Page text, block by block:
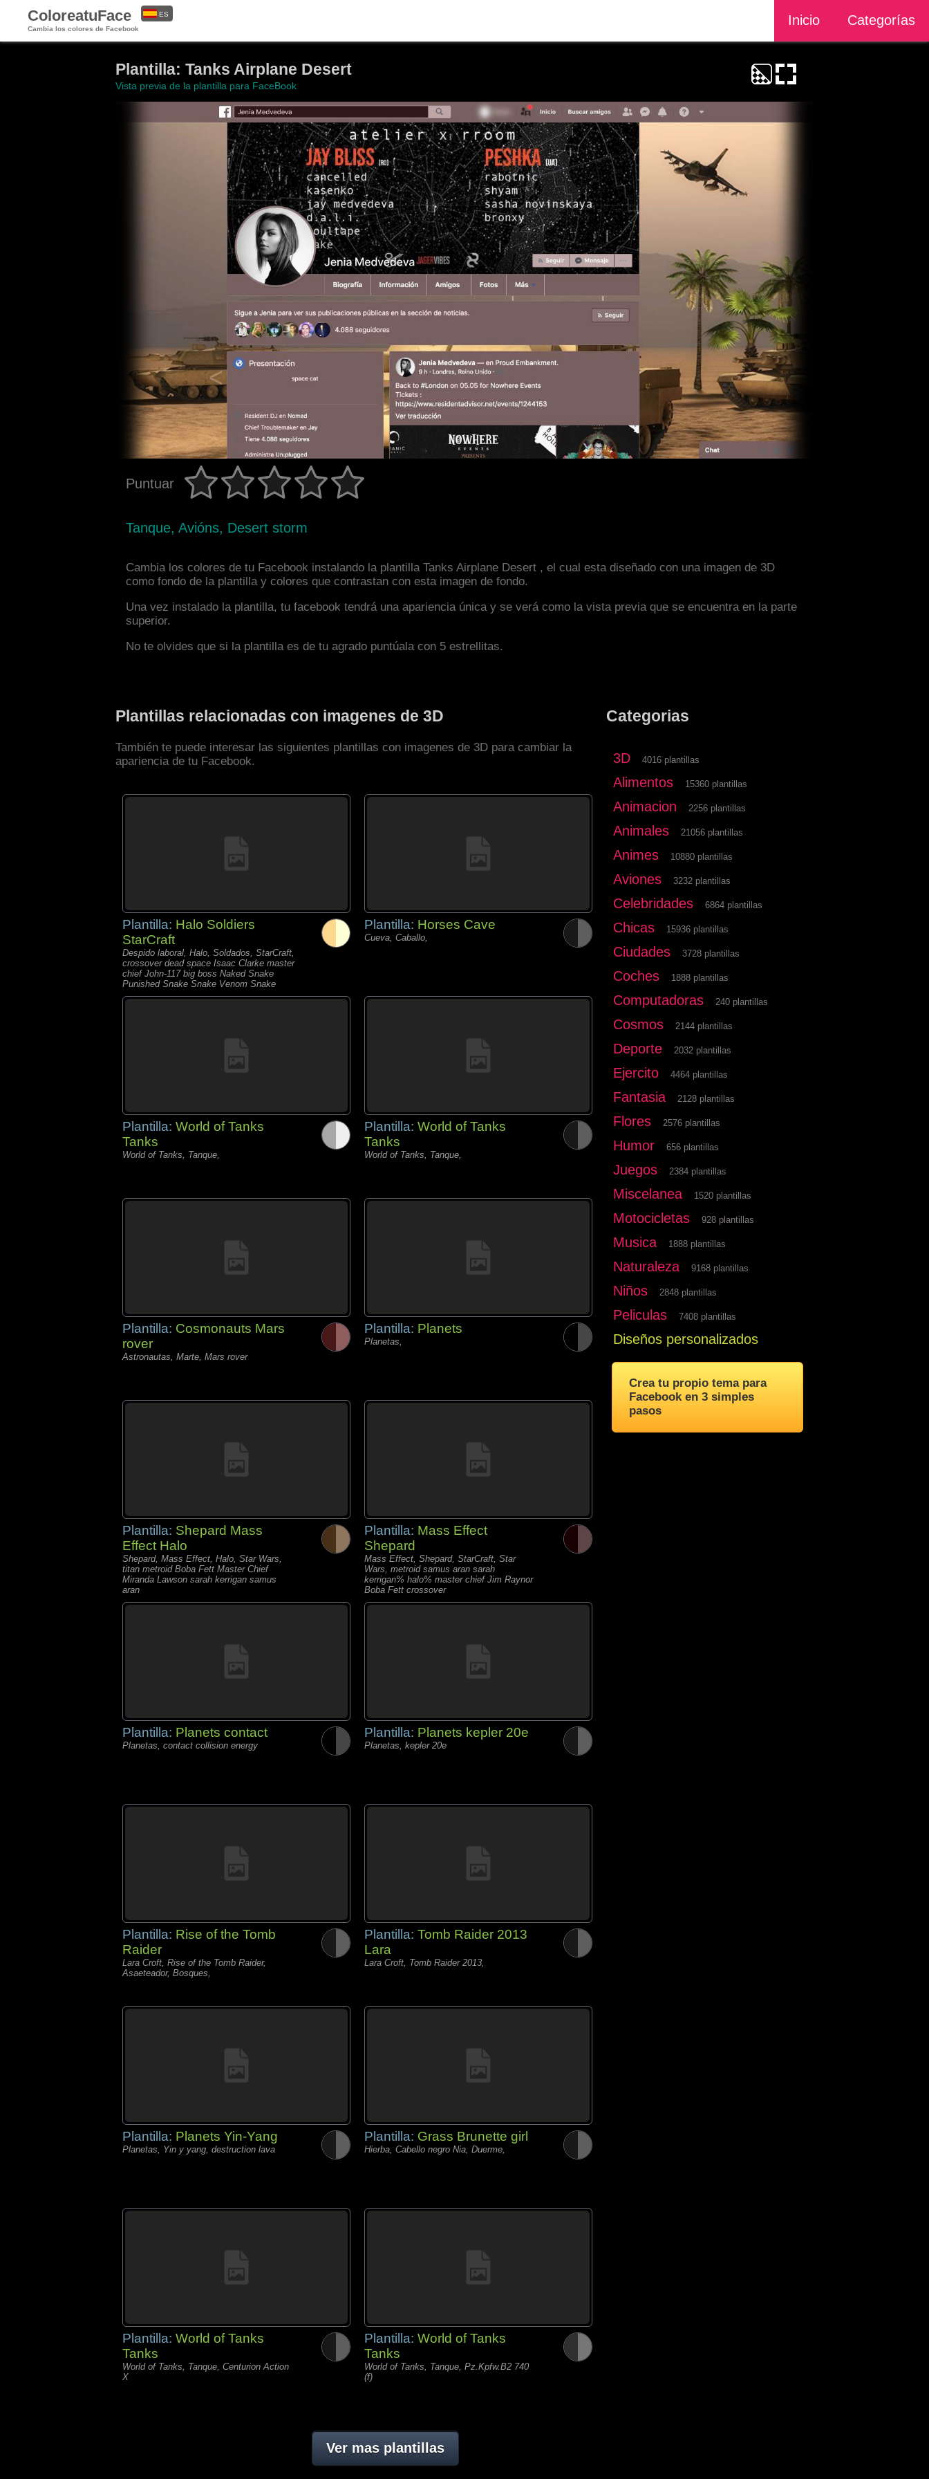
ColoreatuFace
Cambia los colores de Facebook
Inicio Categorías
ES
Plantilla: Tanks Airplane Desert
Vista previa de la plantilla para FaceBook
Puntuar
Tanque, Avións, Desert storm
Cambia los colores de tu Facebook instalando la plantilla Tanks Airplane Desert , el cual esta diseñado con una imagen de 3D
como fondo de la plantilla y colores que contrastan con esta imagen de fondo.
Una vez instalado la plantilla, tu facebook tendrá una apariencia única y se verá como la vista previa que se encuentra en la parte
superior.
No te olvides que si la plantilla es de tu agrado puntúala con 5 estrellitas.
Plantillas relacionadas con imagenes de 3D
También te puede interesar las siguientes plantillas con imagenes de 3D para cambiar la
apariencia de tu Facebook.
Plantilla: Halo Soldiers
StarCraft
Despido laboral, Halo, Soldados, StarCraft,
crossover dead space Isaac Clarke master
chief John-117 big boss Naked Snake
Punished Snake Snake Venom Snake
metal gear solid sarah kerri
Plantilla: Horses Cave
Cueva, Caballo,
Plantilla: World of Tanks
Tanks
World of Tanks, Tanque,
Plantilla: World of Tanks
Tanks
World of Tanks, Tanque,
Plantilla: Cosmonauts Mars
rover
Astronautas, Marte, Mars rover
Plantilla: Planets
Planetas,
Plantilla: Shepard Mass
Effect Halo
Shepard, Mass Effect, Halo, Star Wars,
titan metroid Boba Fett Master Chief
Miranda Lawson sarah kerrigan samus
aran
Plantilla: Mass Effect
Shepard
Mass Effect, Shepard, StarCraft, Star
Wars, metroid samus aran sarah
kerrigan% halo% master chief Jim Raynor
Boba Fett crossover
Plantilla: Planets contact
Planetas, contact collision energy
Plantilla: Planets kepler 20e
Planetas, kepler 20e
Plantilla: Rise of the Tomb
Raider
Lara Croft, Rise of the Tomb Raider,
Asaeteador, Bosques,
Plantilla: Tomb Raider 2013
Lara
Lara Croft, Tomb Raider 2013,
Plantilla: Planets Yin-Yang
Planetas, Yin y yang, destruction lava
Plantilla: Grass Brunette girl
Hierba, Cabello negro Nia, Duerme,
Plantilla: World of Tanks
Tanks
World of Tanks, Tanque, Centurion Action
X
Plantilla: World of Tanks
Tanks
World of Tanks, Tanque, Pz.Kpfw.B2 740
(f)
Ver mas plantillas
Categorias
3D 4016 plantillas
Alimentos 15360 plantillas
Animacion 2256 plantillas
Animales 21056 plantillas
Animes 10880 plantillas
Aviones 3232 plantillas
Celebridades 6864 plantillas
Chicas 15936 plantillas
Ciudades 3728 plantillas
Coches 1888 plantillas
Computadoras 240 plantillas
Cosmos 2144 plantillas
Deporte 2032 plantillas
Ejercito 4464 plantillas
Fantasia 2128 plantillas
Flores 2576 plantillas
Humor 656 plantillas
Juegos 2384 plantillas
Miscelanea 1520 plantillas
Motocicletas 928 plantillas
Musica 1888 plantillas
Naturaleza 9168 plantillas
Niños 2848 plantillas
Peliculas 7408 plantillas
Diseños personalizados
Crea tu propio tema para
Facebook en 3 simples
pasos